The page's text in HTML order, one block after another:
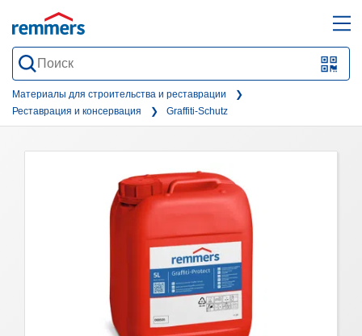
QR-
form
Материалы для строительства и реставрации
Реставрация и консервация
Graffiti-Schutz